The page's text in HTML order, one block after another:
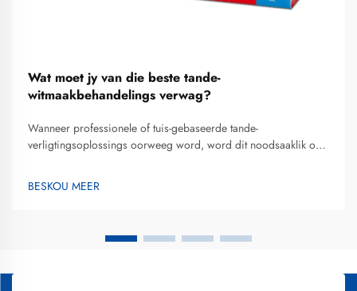
Wat moet jy van die beste tande-
witmaakbehandelings verwag?
Wanneer professionele of tuis-gebaseerde tande-
verligtingsoplossings oorweeg word, word dit noodsaaklik om
definieer, sodat ingeligte besluite geneem kan word. Die beste
tande-witmaakbehandelings kombineer wetenskaplik geldige...
BESKOU MEER